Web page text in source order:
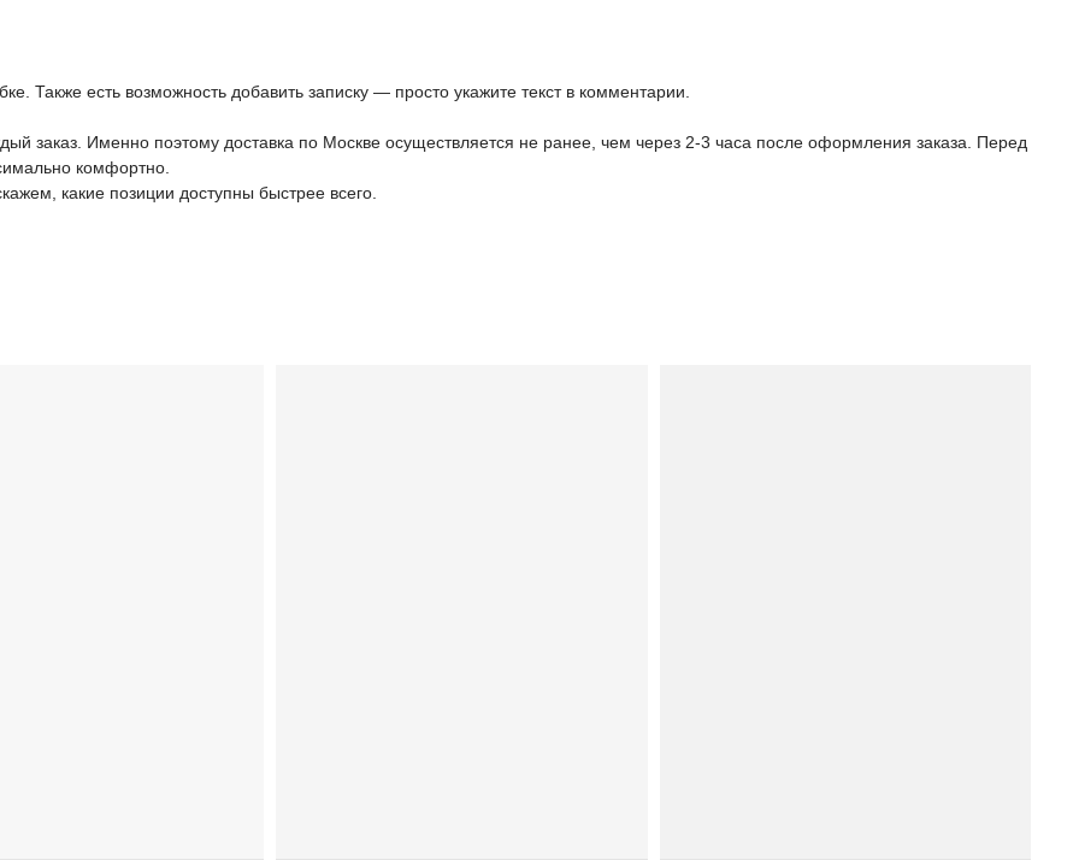
Также есть возможность добавить записку — просто укажите текст в комментарии.
заказ. Именно поэтому доставка по Москве осуществляется не ранее, чем через 2-3 часа после оформления заказа. Перед
комфортно.
какие позиции доступны быстрее всего.